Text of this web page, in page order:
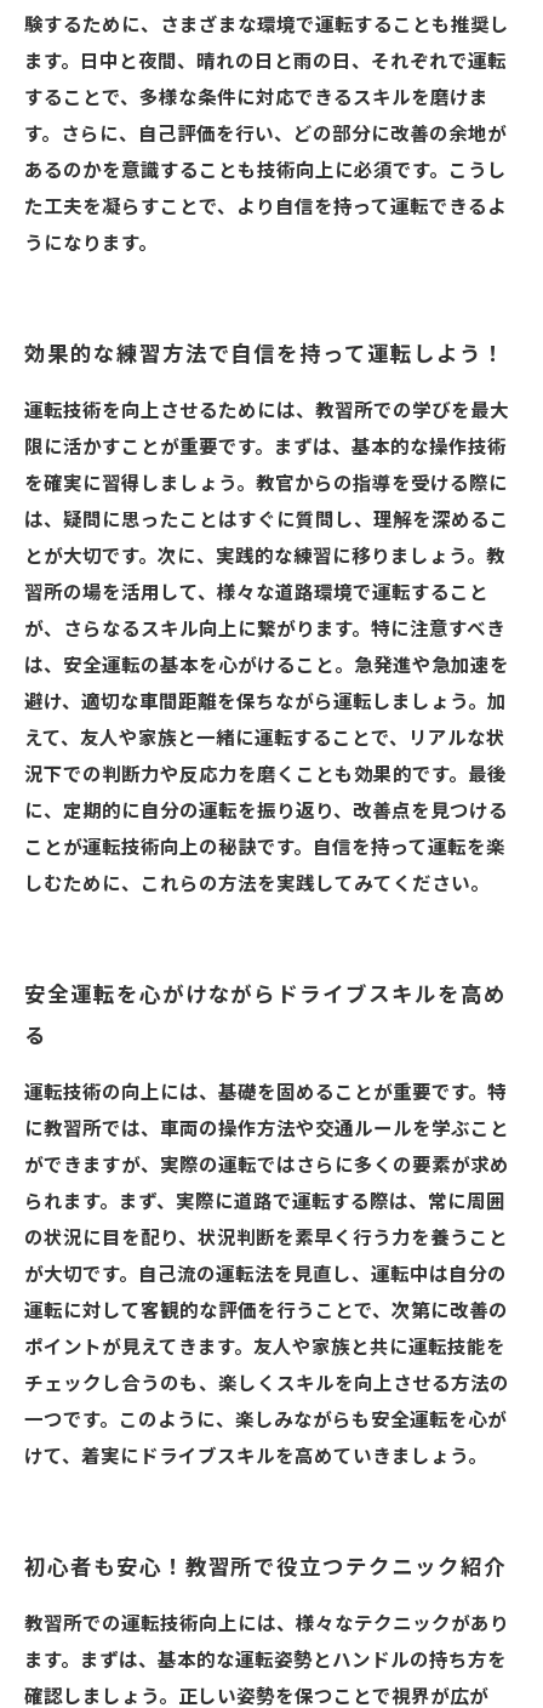
験するために、さまざまな環境で運転することも推奨し
ます。日中と夜間、晴れの日と雨の日、それぞれで運転
することで、多様な条件に対応できるスキルを磨けま
す。さらに、自己評価を行い、どの部分に改善の余地が
あるのかを意識することも技術向上に必須です。こうし
た工夫を凝らすことで、より自信を持って運転できるよ
うになります。
効果的な練習方法で自信を持って運転しよう！
運転技術を向上させるためには、教習所での学びを最大
限に活かすことが重要です。まずは、基本的な操作技術
を確実に習得しましょう。教官からの指導を受ける際に
は、疑問に思ったことはすぐに質問し、理解を深めるこ
とが大切です。次に、実践的な練習に移りましょう。教
習所の場を活用して、様々な道路環境で運転すること
が、さらなるスキル向上に繋がります。特に注意すべき
は、安全運転の基本を心がけること。急発進や急加速を
避け、適切な車間距離を保ちながら運転しましょう。加
えて、友人や家族と一緒に運転することで、リアルな状
況下での判断力や反応力を磨くことも効果的です。最後
に、定期的に自分の運転を振り返り、改善点を見つける
ことが運転技術向上の秘訣です。自信を持って運転を楽
しむために、これらの方法を実践してみてください。
安全運転を心がけながらドライブスキルを高め
る
運転技術の向上には、基礎を固めることが重要です。特
に教習所では、車両の操作方法や交通ルールを学ぶこと
ができますが、実際の運転ではさらに多くの要素が求め
られます。まず、実際に道路で運転する際は、常に周囲
の状況に目を配り、状況判断を素早く行う力を養うこと
が大切です。自己流の運転法を見直し、運転中は自分の
運転に対して客観的な評価を行うことで、次第に改善の
ポイントが見えてきます。友人や家族と共に運転技能を
チェックし合うのも、楽しくスキルを向上させる方法の
一つです。このように、楽しみながらも安全運転を心が
けて、着実にドライブスキルを高めていきましょう。
初心者も安心！教習所で役立つテクニック紹介
教習所での運転技術向上には、様々なテクニックがあり
ます。まずは、基本的な運転姿勢とハンドルの持ち方を
確認しましょう。正しい姿勢を保つことで視界が広が